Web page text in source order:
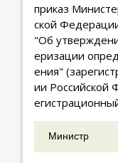
приказ
ской
"Об
еризации
ения"
ии Российской
Министр